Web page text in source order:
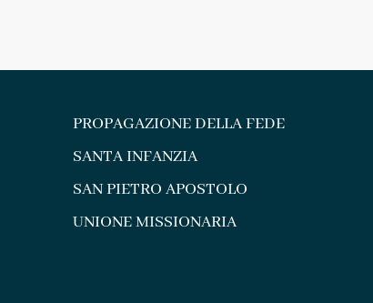
PROPAGAZIONE DELLA FEDE
SANTA INFANZIA
SAN PIETRO APOSTOLO
UNIONE MISSIONARIA